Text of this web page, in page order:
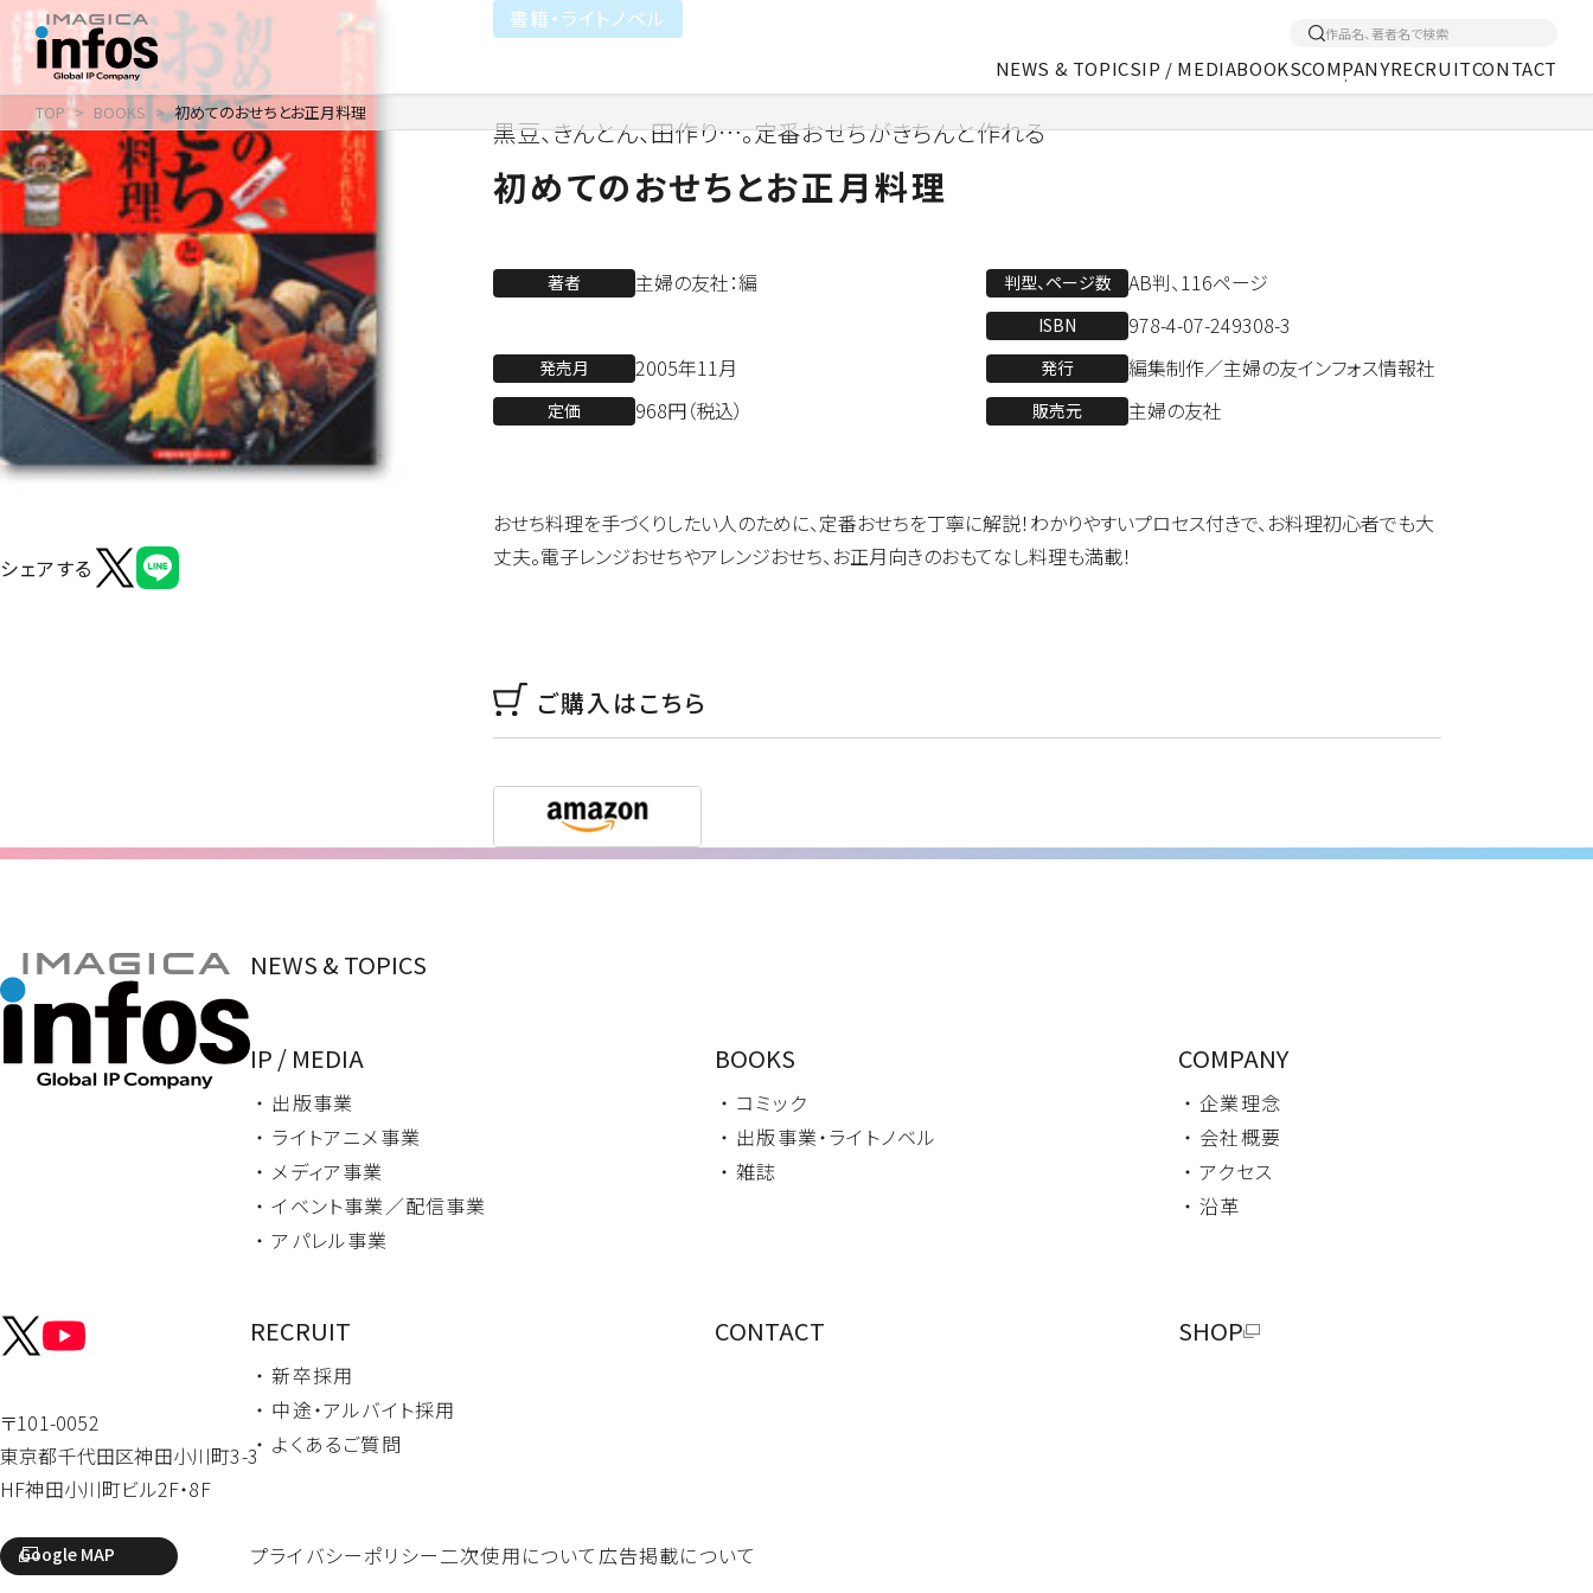
NEWS & TOPICSIP / MEDIA
IP / MEDIA
事業紹介
出版事業
イベント事業／配信事業
BOOKSCOMPANY
COMPANY
会社情報
企業理念
沿革
RECRUIT
RECRUIT
採用情報
新卒採用
CONTACT
TOP BOOKS 初めてのおせちとお正月料理
シェアする
書籍・ライトノベル
黒豆、きんとん、田作り…。定番おせちがきちんと作れる
初めてのおせちとお正月料理
著者 主婦の友社：編 判型、ページ数 AB判、116ページ
ISBN 978-4-07-249308-3
発行 編集制作／主婦の友インフォス情報社
発売月 2005年11月
販売元 主婦の友社
定価 968円（税込）
おせち料理を手づくりしたい人のために、定番おせちを丁寧に解説！わかりやすいプロセス付きで、お料理初心者でも大
丈夫。電子レンジおせちやアレンジおせち、お正月向きのおもてなし料理も満載！
ご購入はこちら
〒101-0052
東京都千代田区神田小川町3-3
HF神田小川町ビル2F・8F
Google MAP
NEWS & TOPICS
IP / MEDIA
・ 出版事業
・ ライトアニメ事業
・ メディア事業
・ イベント事業／配信事業
・ アパレル事業
BOOKS
・ コミック
・ 出版事業・ライトノベル
・ 雑誌
COMPANY
・ 企業理念
・ 会社概要
・ アクセス
・ 沿革
RECRUIT
・ 新卒採用
・ 中途・アルバイト採用
・ よくあるご質問
CONTACT SHOP
プライバシーポリシー二次使用について 広告掲載について